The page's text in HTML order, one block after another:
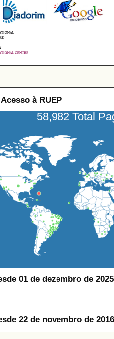
à RUEP
58,982 Total
01 de dezembro de
22 de novembro de